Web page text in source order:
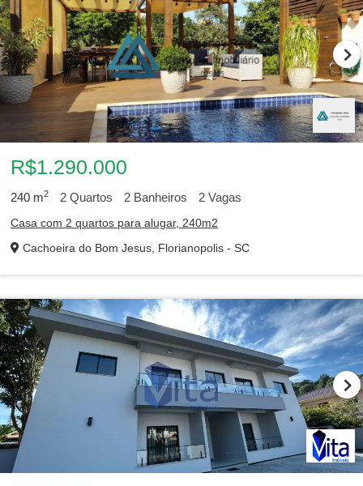
R$1.290.000
240 m2 2 Quartos 2 Banheiros 2 Vagas
Casa com 2 quartos para alugar, 240m2
Cachoeira do Bom Jesus, Florianopolis - SC